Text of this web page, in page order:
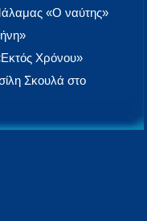
«Ο ναύτης»
Χρόνου»
Σκουλά στο